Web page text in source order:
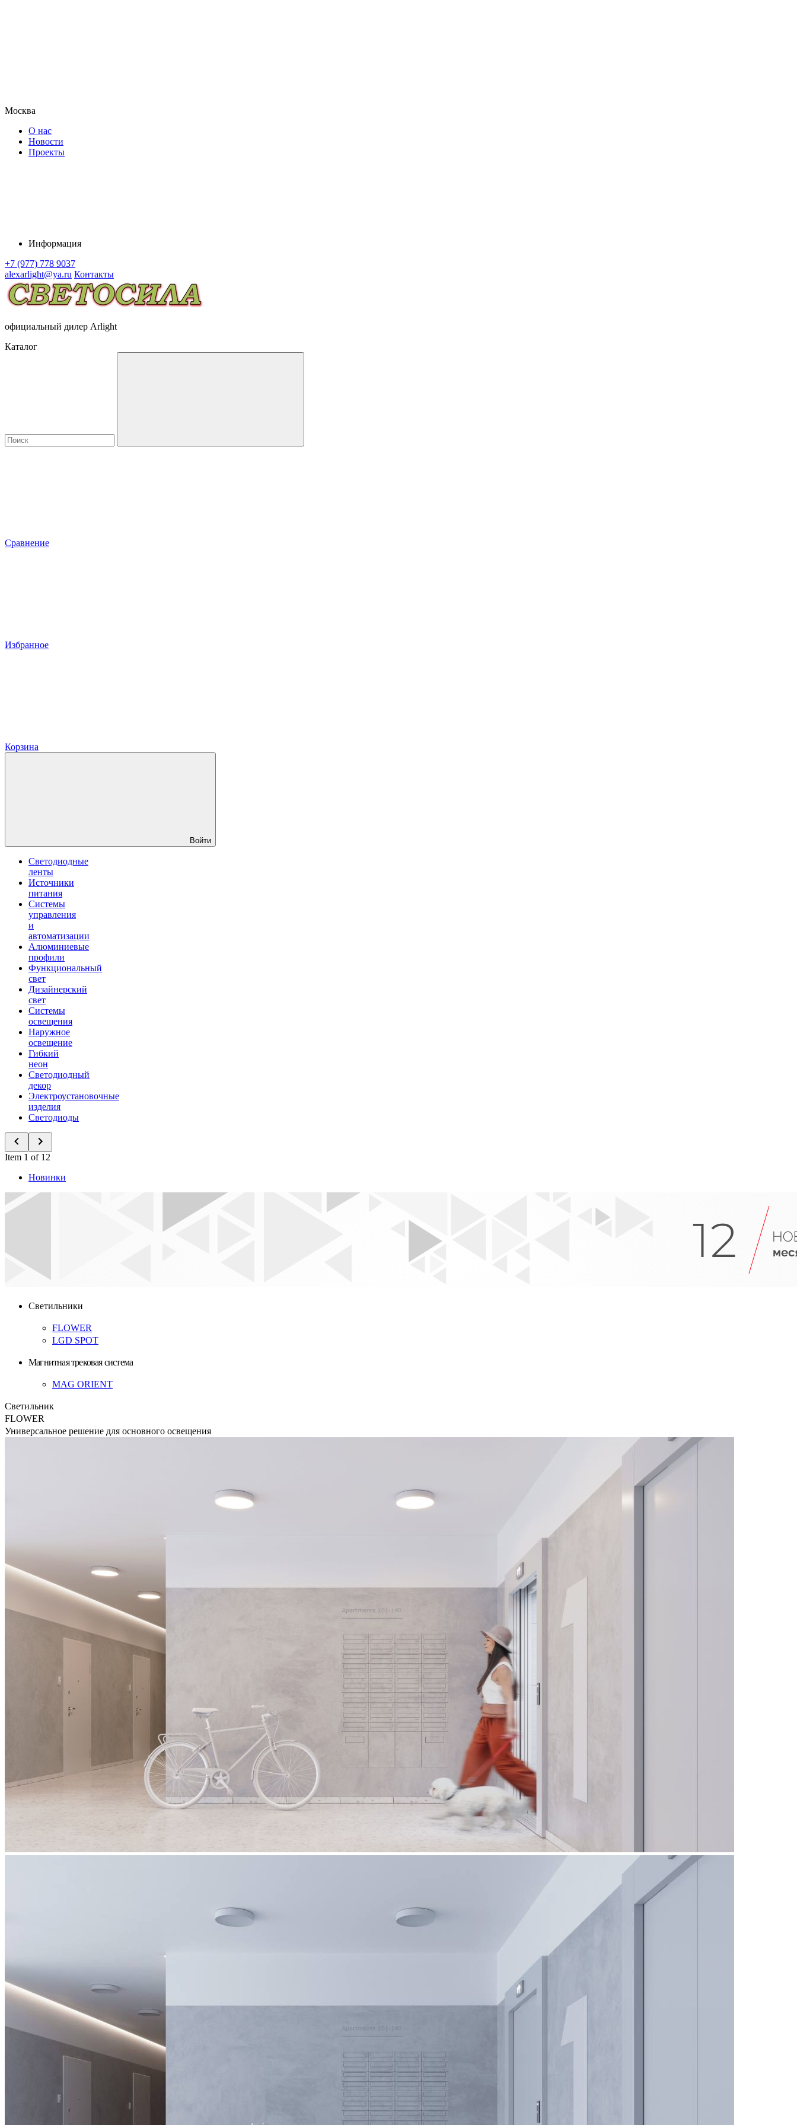
Москва
О нас
Новости
Проекты
Информация
+7 (977) 778 9037
alexarlight@ya.ru Контакты
официальный дилер Arlight
Каталог
Сравнение
Избранное
Корзина
Войти
Светодиодные
ленты
Источники
питания
Системы
управления
и
автоматизации
Алюминиевые
профили
Функциональный
свет
Дизайнерский
свет
Системы
освещения
Наружное
освещение
Гибкий
неон
Светодиодный
декор
Электроустановочные
изделия
Светодиоды
Item 1 of 12
Новинки
Светильники
FLOWER
LGD SPOT
Магнитная трековая система
MAG ORIENT
Светильник
FLOWER
Универсальное решение для основного освещения